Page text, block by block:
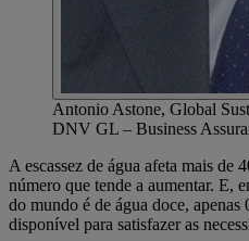
Antonio Astone, Global
DNV GL – Business
A escassez de água afeta mais de
número que tende a aumentar. E,
do mundo é de água doce, apenas
disponível para satisfazer as